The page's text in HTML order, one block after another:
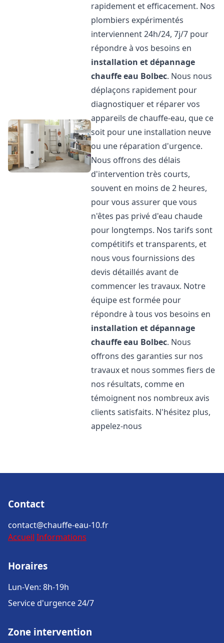
rapidement et efficacement. Nos
plombiers expérimentés
interviennent 24h/24, 7j/7 pour
répondre à vos besoins en
installation et dépannage
chauffe eau Bolbec. Nous nous
déplaçons rapidement pour
diagnostiquer et réparer vos
appareils de chauffe-eau, que ce
soit pour une installation neuve
ou une réparation d'urgence.
Nous offrons des délais
d'intervention très courts,
souvent en moins de 2 heures,
pour vous assurer que vous
n'êtes pas privé d'eau chaude
pour longtemps. Nos tarifs sont
compétitifs et transparents, et
nous vous fournissions des
devis détaillés avant de
commencer les travaux. Notre
équipe est formée pour
répondre à tous vos besoins en
installation et dépannage
chauffe eau Bolbec. Nous
offrons des garanties sur nos
travaux et nous sommes fiers de
nos résultats, comme en
témoignent nos nombreux avis
clients satisfaits. N'hésitez plus,
appelez-nous
Contact
contact@chauffe-eau-10.fr
Accueil Informations
Horaires
Lun-Ven: 8h-19h
Service d'urgence 24/7
Zone intervention